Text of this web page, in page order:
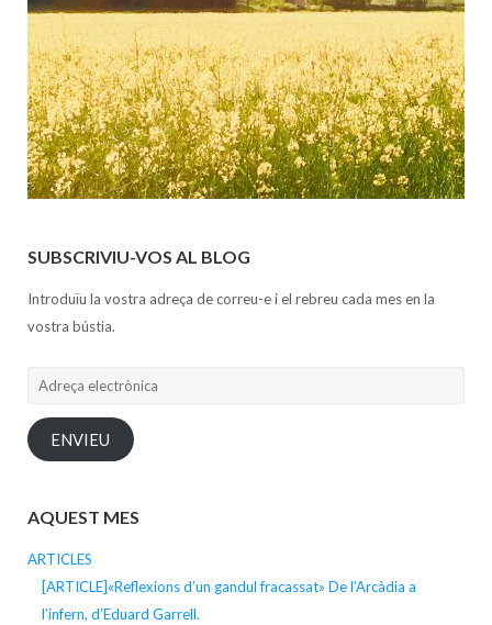
SUBSCRIVIU-VOS AL BLOG
Introduïu la vostra adreça de correu-e i el rebreu cada mes en la
vostra bústia.
Adreça
ENVIEU
AQUEST MES
ARTICLES
[ARTICLE]«Reflexions d’un gandul fracassat» De l’Arcàdia a
l’infern, d’Eduard Garrell.